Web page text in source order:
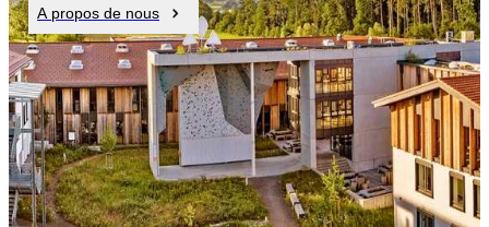
A propos de nous